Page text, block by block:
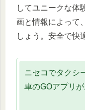
してユニークな体
画と情報によって
しょう。安全で快
ニセコでタクシ
車のGOアプリが